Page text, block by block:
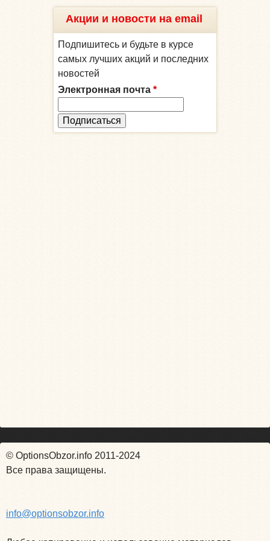
Акции и новости на email
Подпишитесь и будьте в курсе
самых лучших акций и последних
новостей
Электронная почта *
© OptionsObzor.info 2011-2024
Все права защищены.
info@optionsobzor.info